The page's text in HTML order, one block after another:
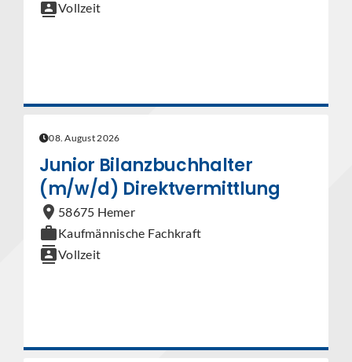
contactsVollzeit
08. August 2026
Junior Bilanzbuchhalter
(m/w/d) Direktvermittlung
location_on 58675 Hemer
workKaufmännische Fachkraft
contactsVollzeit